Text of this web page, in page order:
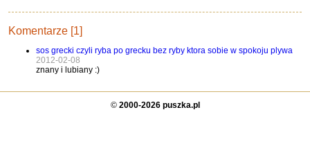
Komentarze [1]
sos grecki czyli ryba po grecku bez ryby ktora sobie w spokoju plywa
2012-02-08
znany i lubiany :)
© 2000-2026 puszka.pl